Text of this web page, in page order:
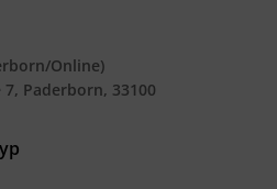
Online)
Paderborn, 33100